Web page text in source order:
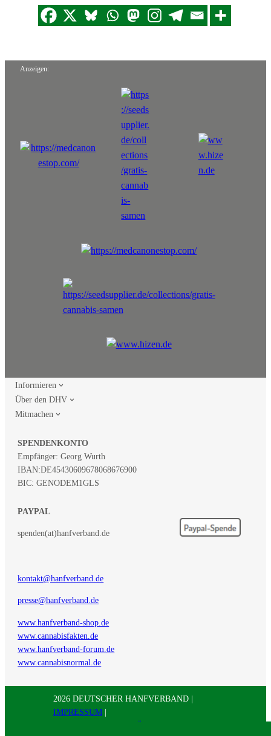
Anzeigen:
Informieren
Über den DHV
Mitmachen
SPENDENKONTO
Empfänger: Georg Wurth
IBAN:DE45430609678068676900
BIC: GENODEM1GLS
PAYPAL
spenden(at)hanfverband.de
kontakt@hanfverband.de
presse@hanfverband.de
www.hanfverband-shop.de
www.cannabisfakten.de
www.hanfverband-forum.de
www.cannabisnormal.de
2026 DEUTSCHER HANFVERBAND |
IMPRESSUM |